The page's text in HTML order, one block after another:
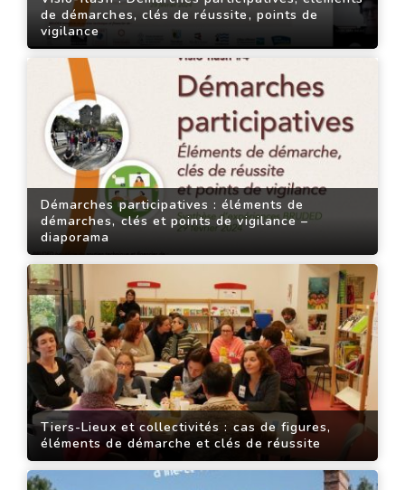
de démarches, clés de réussite, points de
vigilance
Démarches participatives : éléments de
démarches, clés et points de vigilance –
diaporama
Tiers-Lieux et collectivités : cas de figures,
éléments de démarche et clés de réussite